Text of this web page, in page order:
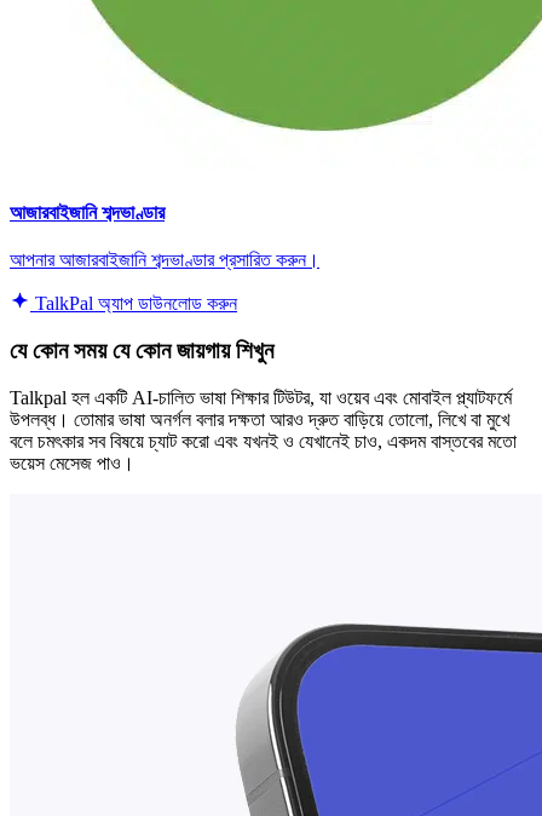
আজারবাইজানি শব্দভাণ্ডার
আপনার আজারবাইজানি শব্দভাণ্ডার প্রসারিত করুন।
TalkPal অ্যাপ ডাউনলোড করুন
যে কোন সময় যে কোন জায়গায় শিখুন
Talkpal হল একটি AI-চালিত ভাষা শিক্ষার টিউটর, যা ওয়েব এবং মোবাইল প্ল্যাটফর্মে
উপলব্ধ। তোমার ভাষা অনর্গল বলার দক্ষতা আরও দ্রুত বাড়িয়ে তোলো, লিখে বা মুখে
বলে চমৎকার সব বিষয়ে চ্যাট করো এবং যখনই ও যেখানেই চাও, একদম বাস্তবের মতো
ভয়েস মেসেজ পাও।